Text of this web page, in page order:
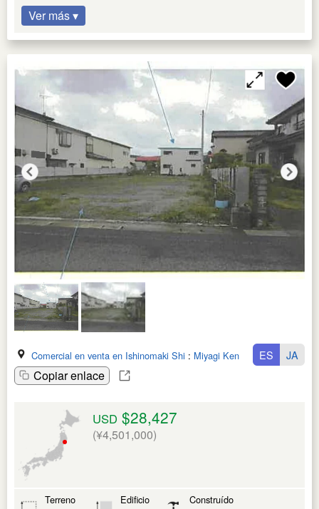
Ver más ▾
Comercial en venta en Ishinomaki Shi : Miyagi Ken
Copiar enlace
ES JA
USD $28,427
(¥4,501,000)
Terreno Edificio Construído